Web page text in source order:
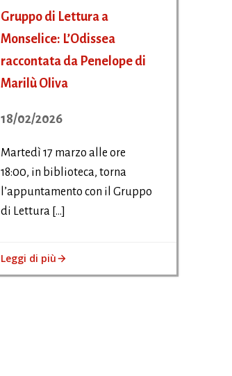
Gruppo di Lettura a
Monselice: L’Odissea
raccontata da Penelope di
Marilù Oliva
18/02/2026
Martedì 17 marzo alle ore
18:00, in biblioteca, torna
l’appuntamento con il Gruppo
di Lettura […]
Leggi di più